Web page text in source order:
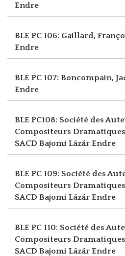
Endre
BLE PC 106: Gaillard,
Endre
BLE PC 107: Boncompain,
Endre
BLE PC108: Société des
Compositeurs
SACD Bajomi Lázár Endre
BLE PC 109: Société des
Compositeurs
SACD Bajomi Lázár Endre
BLE PC 110: Société des
Compositeurs
SACD Bajomi Lázár Endre